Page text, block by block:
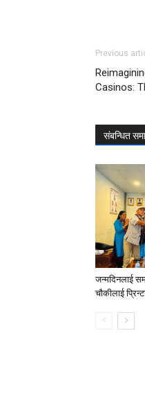
Previous
Casinos:
संबन्धित
जन्मदिनलाई
चौकीलाई